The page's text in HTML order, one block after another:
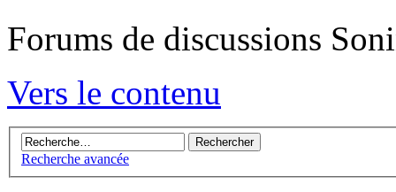
Forums de discussions
Vers le contenu
Recherche avancée